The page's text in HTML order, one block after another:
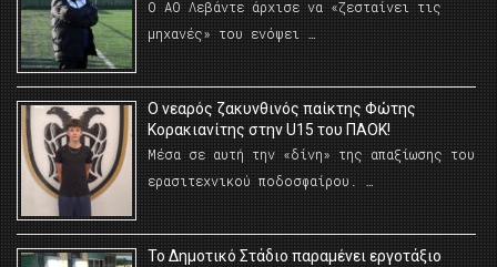
Ο ΑΟ Λεβάντε άρχισε να «ζεσταίνει τις
μηχανές» του ενόψει …
O νεαρός ζακυνθινός παίκτης Φώτης
Κορακιανίτης στην U15 του ΠΑΟΚ!
Μέσα σε αυτή την «δίνη» της απαξίωσης του
ερασιτεχνικού ποδοσφαίρου. …
Το Δημοτικό Στάδιο παραμένει εργοτάξιο